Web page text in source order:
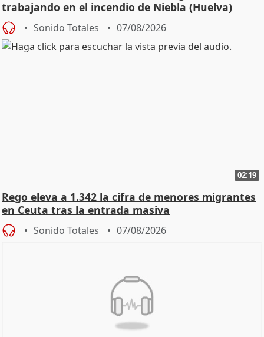
trabajando en el incendio de Niebla (Huelva)
Sonido Totales 07/08/2026
02:19
Rego eleva a 1.342 la cifra de menores migrantes
en Ceuta tras la entrada masiva
Sonido Totales 07/08/2026